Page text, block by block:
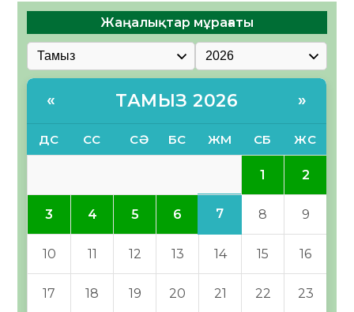
Жаңалықтар мұрағаты
« ТАМЫЗ 2026 »
ДС СС СӘ БС ЖМ СБ ЖС
1 2
3 4 5 6 7 8 9
10 11 12 13 14 15 16
17 18 19 20 21 22 23